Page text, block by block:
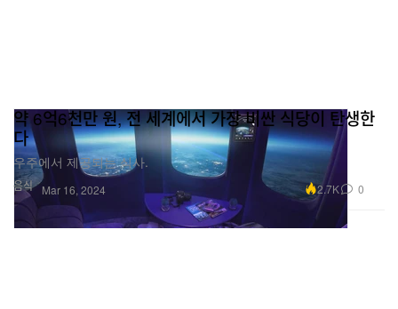
음식
약 6억6천만 원, 전 세계에서 가장 비싼 식당이 탄생한
다
우주에서 제공되는 식사.
Mar 16, 2024 2.7K 0